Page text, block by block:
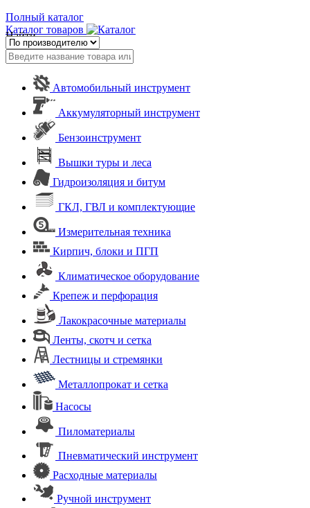
Полный каталог
Каталог товаров
Найти
Автомобильный инструмент
Аккумуляторный инструмент
Бензоинструмент
Вышки туры и леса
Гидроизоляция и битум
ГКЛ, ГВЛ и комплектующие
Измерительная техника
Кирпич, блоки и ПГП
Климатическое оборудование
Крепеж и перфорация
Лакокрасочные материалы
Ленты, скотч и сетка
Лестницы и стремянки
Металлопрокат и сетка
Насосы
Пиломатериалы
Пневматический инструмент
Расходные материалы
Ручной инструмент